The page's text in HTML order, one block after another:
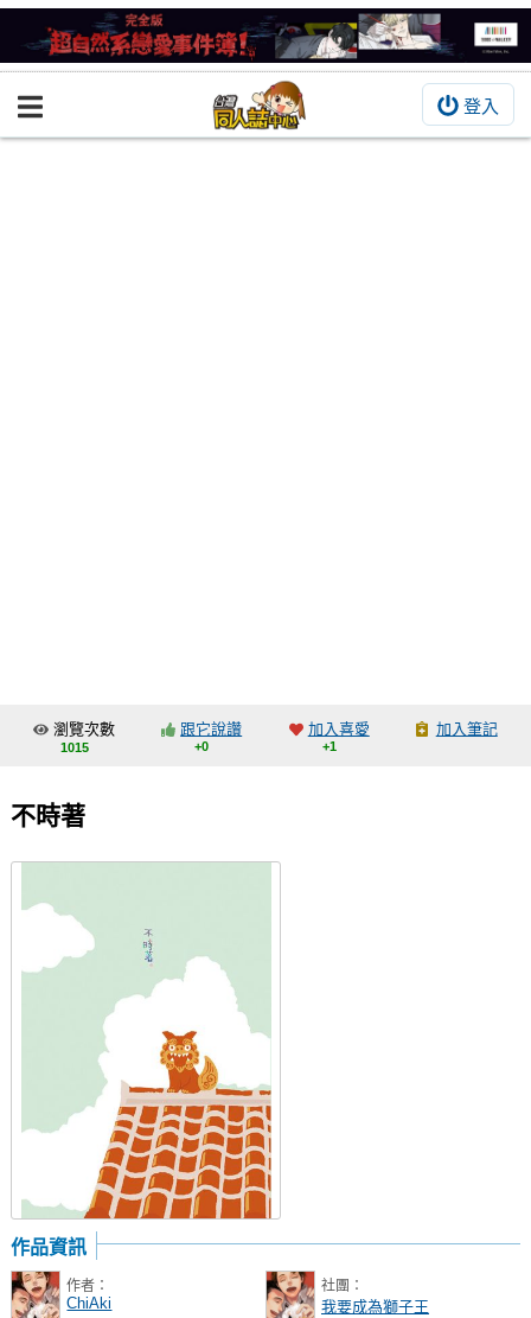
登入
BOOKY書集倉庫
交流中心
會員功能選單
登入
瀏覽次數
1015
跟它說讚
+0
加入喜愛
+1
加入筆記
不時著
作品資訊
作者：
ChiAki
社團：
我要成為獅子王